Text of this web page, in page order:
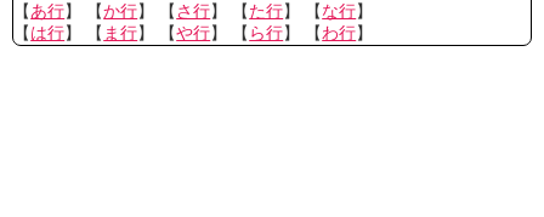
【あ行】 【か行】 【さ行】 【た行】 【な行】
【は行】 【 ま行】 【や行】 【 ら行】 【わ行】